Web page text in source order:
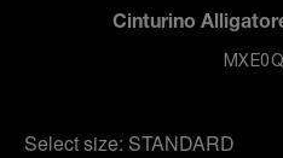
Cinturino
Select size: STANDARD